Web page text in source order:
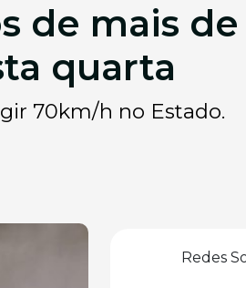
de mais de
quarta
70km/h no Estado.
Redes